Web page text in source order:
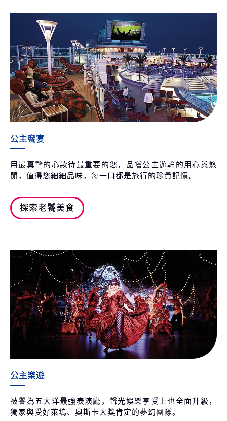
公主饗宴
用最真摯的心款待最重要的您，品嚐公主遊輪的用心與悠
閒，值得您細細品味，每一口都是旅行的珍貴記憶。
探索老饕美食
公主樂遊
被譽為五大洋最強表演廳，聲光娛樂享受上也全面升級，
獨家與受好萊塢、奧斯卡大獎肯定的夢幻團隊。